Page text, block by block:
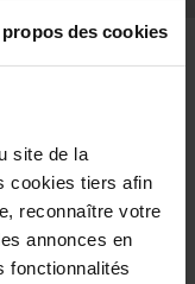
des cookies
site de la
cookies tiers afin
reconnaître votre
annonces en
fonctionnalités